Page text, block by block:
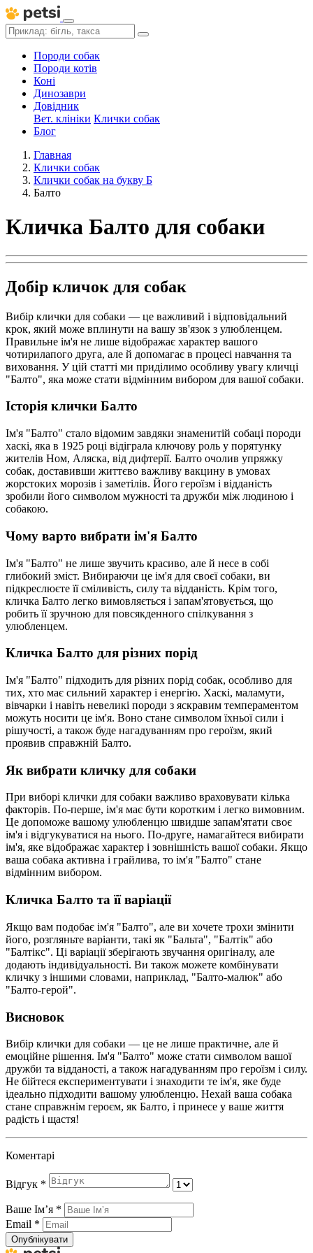
Породи собак
Породи котів
Коні
Динозаври
Довідник
Вет. клініки Клички собак
Блог
Главная
Клички собак
Клички собак на букву Б
Балто
Кличка Балто для собаки
Добір кличок для собак
Вибір клички для собаки — це важливий і відповідальний
крок, який може вплинути на вашу зв'язок з улюбленцем.
Правильне ім'я не лише відображає характер вашого
чотирилапого друга, але й допомагає в процесі навчання та
виховання. У цій статті ми приділимо особливу увагу кличці
"Балто", яка може стати відмінним вибором для вашої собаки.
Історія клички Балто
Ім'я "Балто" стало відомим завдяки знаменитій собаці породи
хаскі, яка в 1925 році відіграла ключову роль у порятунку
жителів Ном, Аляска, від дифтерії. Балто очолив упряжку
собак, доставивши життєво важливу вакцину в умовах
жорстоких морозів і заметілів. Його героїзм і відданість
зробили його символом мужності та дружби між людиною і
собакою.
Чому варто вибрати ім'я Балто
Ім'я "Балто" не лише звучить красиво, але й несе в собі
глибокий зміст. Вибираючи це ім'я для своєї собаки, ви
підкреслюєте її сміливість, силу та відданість. Крім того,
кличка Балто легко вимовляється і запам'ятовується, що
робить її зручною для повсякденного спілкування з
улюбленцем.
Кличка Балто для різних порід
Ім'я "Балто" підходить для різних порід собак, особливо для
тих, хто має сильний характер і енергію. Хаскі, маламути,
вівчарки і навіть невеликі породи з яскравим темпераментом
можуть носити це ім'я. Воно стане символом їхньої сили і
рішучості, а також буде нагадуванням про героїзм, який
проявив справжній Балто.
Як вибрати кличку для собаки
При виборі клички для собаки важливо враховувати кілька
факторів. По-перше, ім'я має бути коротким і легко вимовним.
Це допоможе вашому улюбленцю швидше запам'ятати своє
ім'я і відгукуватися на нього. По-друге, намагайтеся вибирати
ім'я, яке відображає характер і зовнішність вашої собаки. Якщо
ваша собака активна і грайлива, то ім'я "Балто" стане
відмінним вибором.
Кличка Балто та її варіації
Якщо вам подобає ім'я "Балто", але ви хочете трохи змінити
його, розгляньте варіанти, такі як "Бальта", "Балтік" або
"Балтікс". Ці варіації зберігають звучання оригіналу, але
додають індивідуальності. Ви також можете комбінувати
кличку з іншими словами, наприклад, "Балто-малюк" або
"Балто-герой".
Висновок
Вибір клички для собаки — це не лише практичне, але й
емоційне рішення. Ім'я "Балто" може стати символом вашої
дружби та відданості, а також нагадуванням про героїзм і силу.
Не бійтеся експериментувати і знаходити те ім'я, яке буде
ідеально підходити вашому улюбленцю. Нехай ваша собака
стане справжнім героєм, як Балто, і принесе у ваше життя
радість і щастя!
Коментарі
Відгук *
Ваше Імʼя *
Email *
Опублікувати